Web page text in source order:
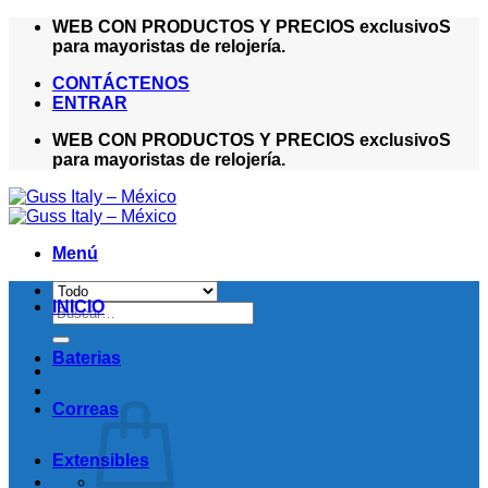
SaltarWEB CON PRODUCTOS Y PRECIOS exclusivoS
para mayoristas de relojería.
CONTÁCTENOS
ENTRAR
WEB CON PRODUCTOS Y PRECIOS exclusivoS
para mayoristas de relojería.
Menú
Buscar
por:
INICIO
Baterias
Correas
Extensibles